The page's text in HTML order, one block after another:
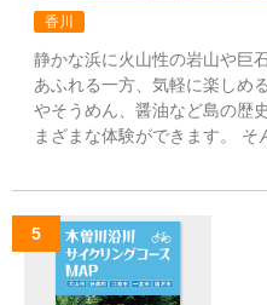
香川
静かな浜に火山性の岩山や巨
あふれる一方、気軽に楽しめ
やそうめん、醤油など島の歴
まざまな体験ができます。 そ